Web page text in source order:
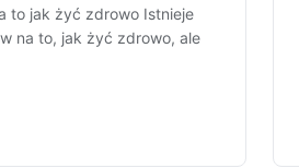
to jak żyć zdrowo Istnieje
na to, jak żyć zdrowo, ale